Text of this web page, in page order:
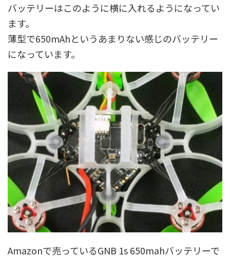
バッテリーはこのように横に入れるようになってい
ます。
薄型で650mAhというあまりない感じのバッテリー
になっています。
Amazonで売っているGNB 1s 650mahバッテリーで